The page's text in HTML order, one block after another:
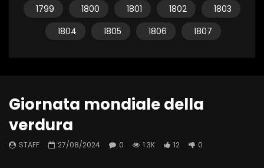
1799
1800 1801 1802
1803
1804
1805 1806 1807
Giornata mondiale della
verdura
STAFF 27/08/2024 0 1.3K 12 0